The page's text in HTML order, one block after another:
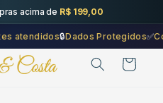
acima de R$ 199,00
atendidos🔒Dados Protegidos✅
Carrinho